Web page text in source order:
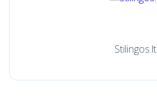
Stilingos.lt